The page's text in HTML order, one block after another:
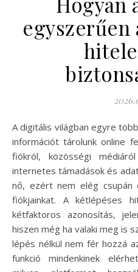
egyszerűen
A digitális világban egyre több személyes adatot és fontos
információt tárolunk online
fiókról, közösségi
internetes támadások és
nő, ezért nem elég
fiókjainkat. A kétlépéses
kétfaktoros azonosítás,
hiszen még ha valaki meg is
lépés nélkül nem fér hozzá
funkció mindenkinek